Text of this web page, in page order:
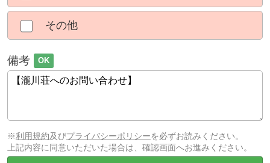
その他
備考 OK
※利用規約及びプライバシーポリシーを必ずお読みください。
上記内容に同意いただいた場合は、確認画面へお進みください。